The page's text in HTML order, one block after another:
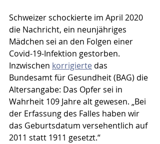
Schweizer schockierte im April 2020
die Nachricht, ein neunjähriges
Mädchen sei an den Folgen einer
Covid-19-Infektion gestorben.
Inzwischen korrigierte das
Bundesamt für Gesundheit (BAG) die
Altersangabe: Das Opfer sei in
Wahrheit 109 Jahre alt gewesen. „Bei
der Erfassung des Falles haben wir
das Geburtsdatum versehentlich auf
2011 statt 1911 gesetzt.“